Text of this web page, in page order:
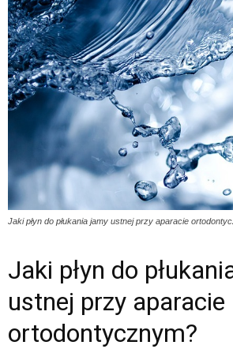
Jaki płyn do płukania jamy ustnej przy aparacie
Jaki płyn do
ustnej przy aparacie
ortodontycznym?